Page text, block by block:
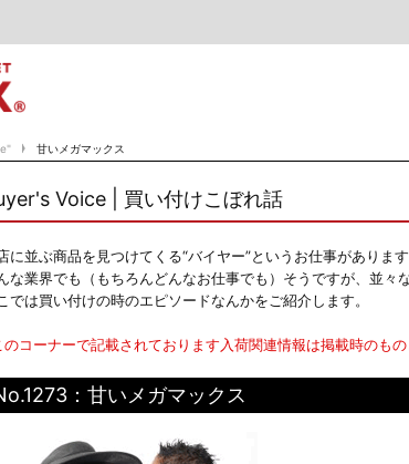
甘いメガマックス
Voice | 買い付けこぼれ話
に並ぶ商品を見つけてくる“バイヤー”というお仕事があります
な業界でも（もちろんどんなお仕事でも）そうですが、並々
では買い付けの時のエピソードなんかをご紹介します。
のコーナーで記載されております入荷関連情報は掲載時のも
：甘いメガマックス